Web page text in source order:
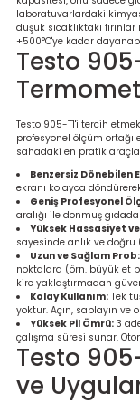
Cihazı
Ölçer
laboratuvarlardaki
düşük sıcaklıktaki
+500°C'ye kadar
Testo
Testo 905-T1'i tercih
profesyonel ölçüm
sahadaki en pratik
Benzersiz Dönebilen
ekranı kolayca
Geniş Profesyonel
aralığı ile donmuş
Yüksek Hassasiyet ve
sayesinde anlık ve doğru
Uzun ve Sağlam Prob:
noktalara (örn. büyük et
kire yaklaştırmadan
Kolay Kullanım: Tek
yoktur. Açın, saplayın ve
Yüksek Pil Ömrü: 3
çalışma süresi sunar.
Testo
ve